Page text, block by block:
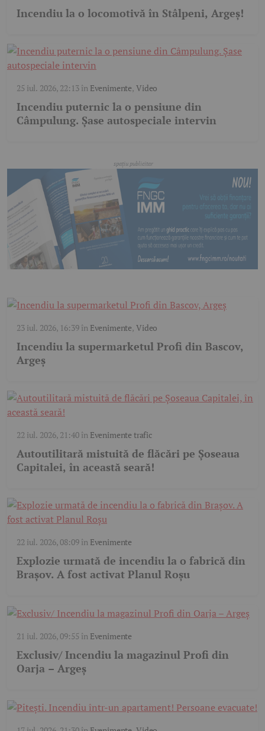
Incendiu la o locomotivă în Stâlpeni, Argeș!
25 iul. 2026, 22:13în Evenimente,Video
Incendiu puternic la o pensiune din
Câmpulung. Șase autospeciale intervin
23 iul. 2026, 16:39în Evenimente,Video
Incendiu la supermarketul Profi din Bascov,
Argeș
22 iul. 2026, 21:40în Evenimente trafic
Autoutilitară mistuită de flăcări pe Șoseaua
Capitalei, în această seară!
22 iul. 2026, 08:09în Evenimente
Explozie urmată de incendiu la o fabrică din
Brașov. A fost activat Planul Roșu
21 iul. 2026, 09:55 în Evenimente
Exclusiv/ Incendiu la magazinul Profi din
Oarja – Argeș